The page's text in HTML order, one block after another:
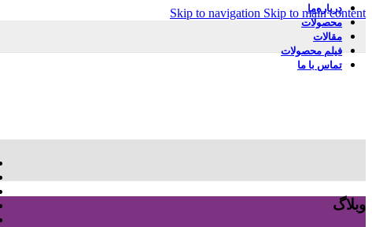
Skip to navigation Skip to main content
درباره‌ما
محصولات
مقالات
فیلم محصولات
تماس با ما
وبلاگ